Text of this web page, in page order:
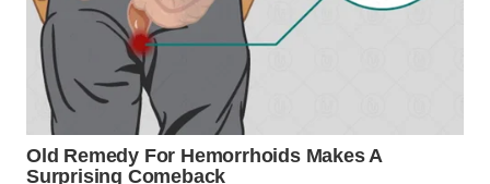
UTARA
SAMOSIR
WN
PADANG